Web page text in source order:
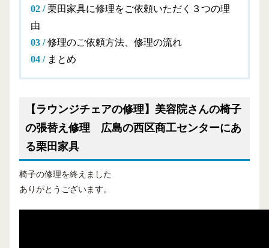
栗田家具に修理をご依頼いただく３つの理
由
修理のご依頼方法、修理の流れ
まとめ
【ラウンジチェアの修理】美容院さんの椅子
の張替え修理 広島の西区商工センターにあ
る栗田家具
椅子の修理を終えました
ありがとうございます。